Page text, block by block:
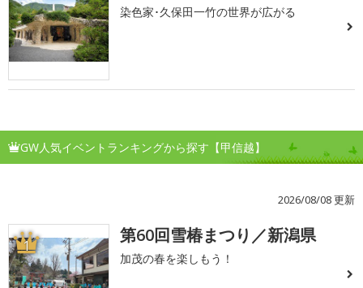
染色家･久保田一竹の世界が広がる
GW人気イベントランキングから探す【甲信越】
2026/08/08 更新
1 第60回雪椿まつり／新潟県
加茂の春を楽しもう！